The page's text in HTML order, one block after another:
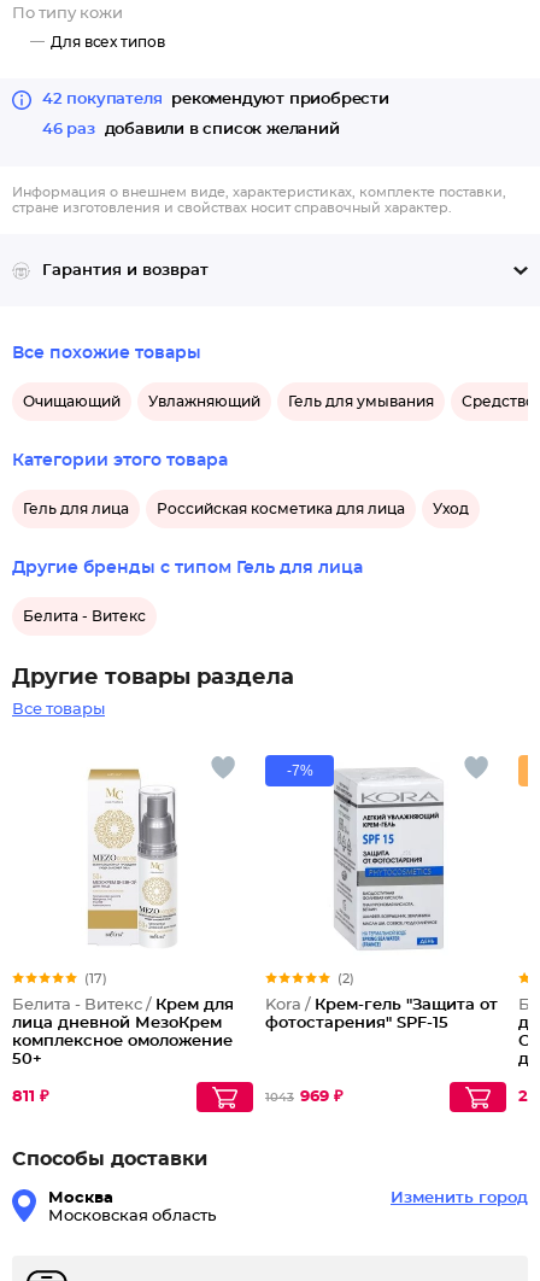
По типу кожи
Для всех типов
42 покупателя
рекомендуют приобрести
46 раз
добавили в список желаний
Информация о внешнем виде, характеристиках, комплекте поставки,
стране изготовления и свойствах носит справочный характер.
Гарантия и возврат
Все похожие товары
Очищающий Увлажняющий Гель для умывания
Категории этого товара
Гель для лица Российская косметика для лица Уход
Другие бренды с типом Гель для лица
Белита - Витекс
Другие товары раздела
Все товары
(17)
Белита - Витекс / Крем для
лица дневной МезоКрем
комплексное омоложение
50+
811 ₽
-7%
(2)
Kora / Крем-гель "Защита от
фотостарения" SPF-15
1043 969 ₽
Способы доставки
Москва
Московская область
Изменить город